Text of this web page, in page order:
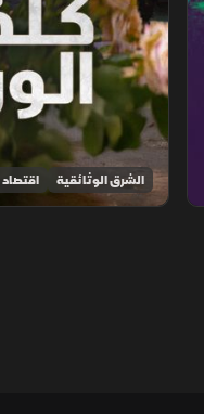
الشرق الوثائقية اقتصاد